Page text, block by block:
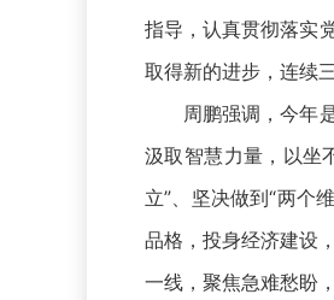
指导，认真贯彻落实
取得新的进步，连续
周鹏强调，今年是“
汲取智慧力量，以坐
立”、坚决做到“两个
品格，投身经济建设
一线，聚焦急难愁盼